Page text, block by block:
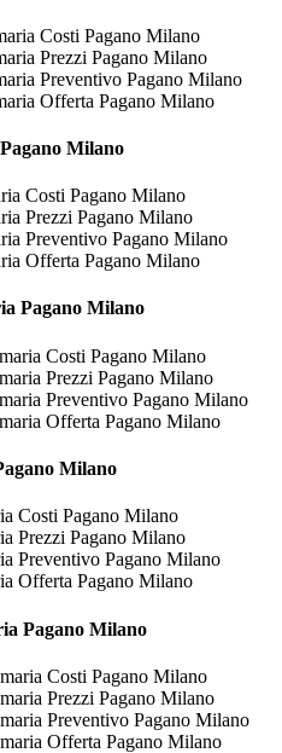
Costi Pagano Milano
Prezzi Pagano Milano
Preventivo Pagano Milano
Offerta Pagano Milano
Milano
Costi Pagano Milano
Prezzi Pagano Milano
Preventivo Pagano Milano
Offerta Pagano Milano
Pagano Milano
Costi Pagano Milano
Prezzi Pagano Milano
Preventivo Pagano Milano
Offerta Pagano Milano
Milano
Costi Pagano Milano
Prezzi Pagano Milano
Preventivo Pagano Milano
Offerta Pagano Milano
Pagano Milano
Costi Pagano Milano
Prezzi Pagano Milano
Preventivo Pagano Milano
Offerta Pagano Milano